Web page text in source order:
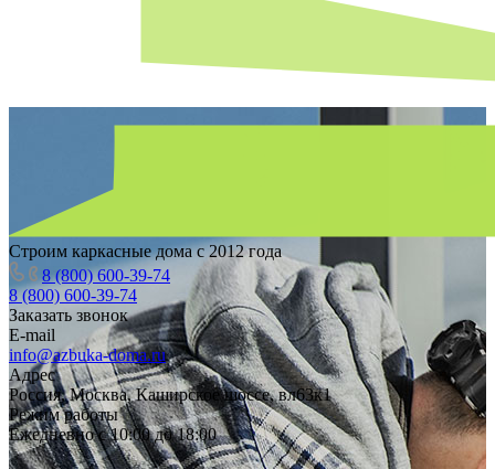
Строим каркасные дома с 2012 года
8 (800) 600-39-74
8 (800) 600-39-74
Заказать звонок
E-mail
info@azbuka-doma.ru
Адрес
Россия, Москва, Каширское шоссе, вл63к1
Режим работы
Ежедневно с 10:00 до 18:00